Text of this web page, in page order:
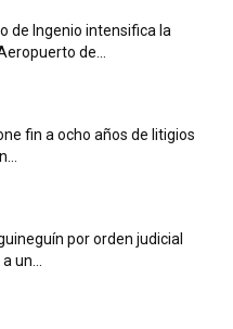
de Ingenio intensifica la
de...
fin a ocho años de litigios
por orden judicial
un...